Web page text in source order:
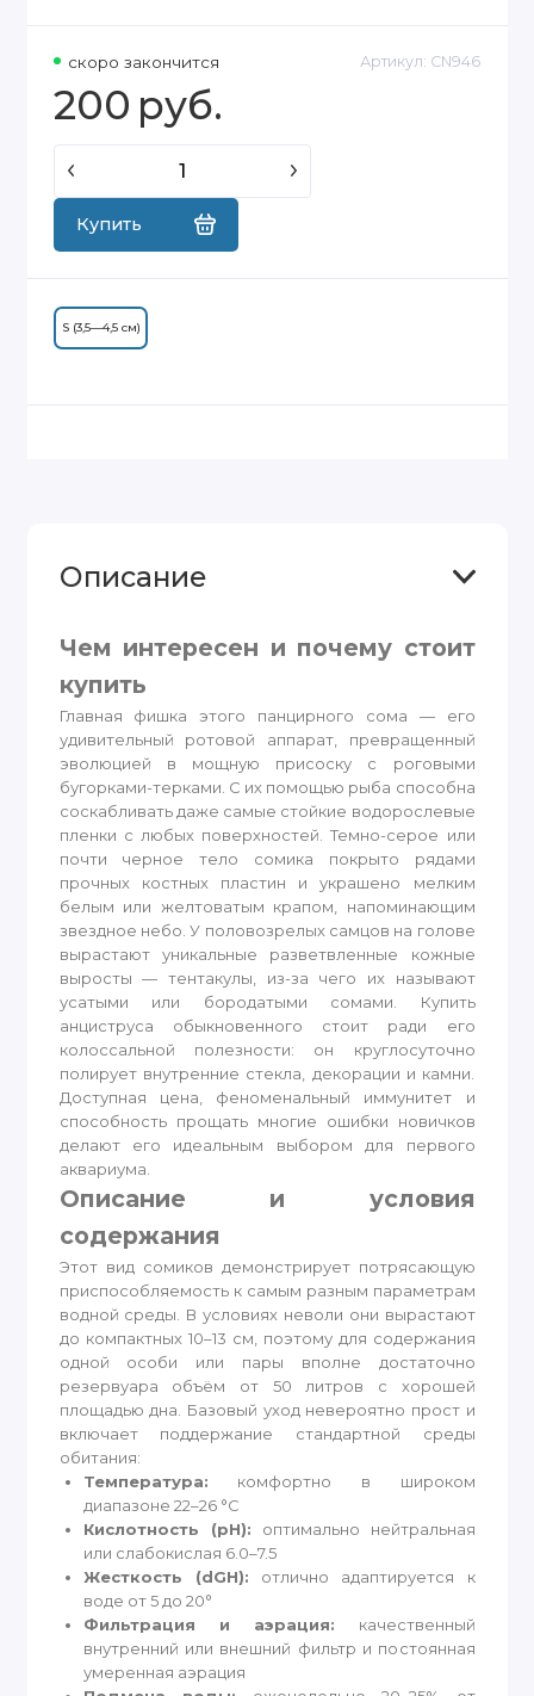
скоро закончится Артикул: CN946
200 руб.
Купить
S (3,5—4,5 см)
Описание
Чем интересен и почему стоит
купить
Главная фишка этого панцирного сома — его
удивительный ротовой аппарат, превращенный
эволюцией в мощную присоску с роговыми
бугорками-терками. С их помощью рыба способна
соскабливать даже самые стойкие водорослевые
пленки с любых поверхностей. Темно-серое или
почти черное тело сомика покрыто рядами
прочных костных пластин и украшено мелким
белым или желтоватым крапом, напоминающим
звездное небо. У половозрелых самцов на голове
вырастают уникальные разветвленные кожные
выросты — тентакулы, из-за чего их называют
усатыми или бородатыми сомами. Купить
анциструса обыкновенного стоит ради его
колоссальной полезности: он круглосуточно
полирует внутренние стекла, декорации и камни.
Доступная цена, феноменальный иммунитет и
способность прощать многие ошибки новичков
делают его идеальным выбором для первого
аквариума.
Описание и условия
содержания
Этот вид сомиков демонстрирует потрясающую
приспособляемость к самым разным параметрам
водной среды. В условиях неволи они вырастают
до компактных 10–13 см, поэтому для содержания
одной особи или пары вполне достаточно
резервуара объём от 50 литров с хорошей
площадью дна. Базовый уход невероятно прост и
включает поддержание стандартной среды
обитания:
Температура: комфортно в широком
диапазоне 22–26 °C
Кислотность (pH): оптимально нейтральная
или слабокислая 6.0–7.5
Жесткость (dGH): отлично адаптируется к
воде от 5 до 20°
Фильтрация и аэрация: качественный
внутренний или внешний фильтр и постоянная
умеренная аэрация